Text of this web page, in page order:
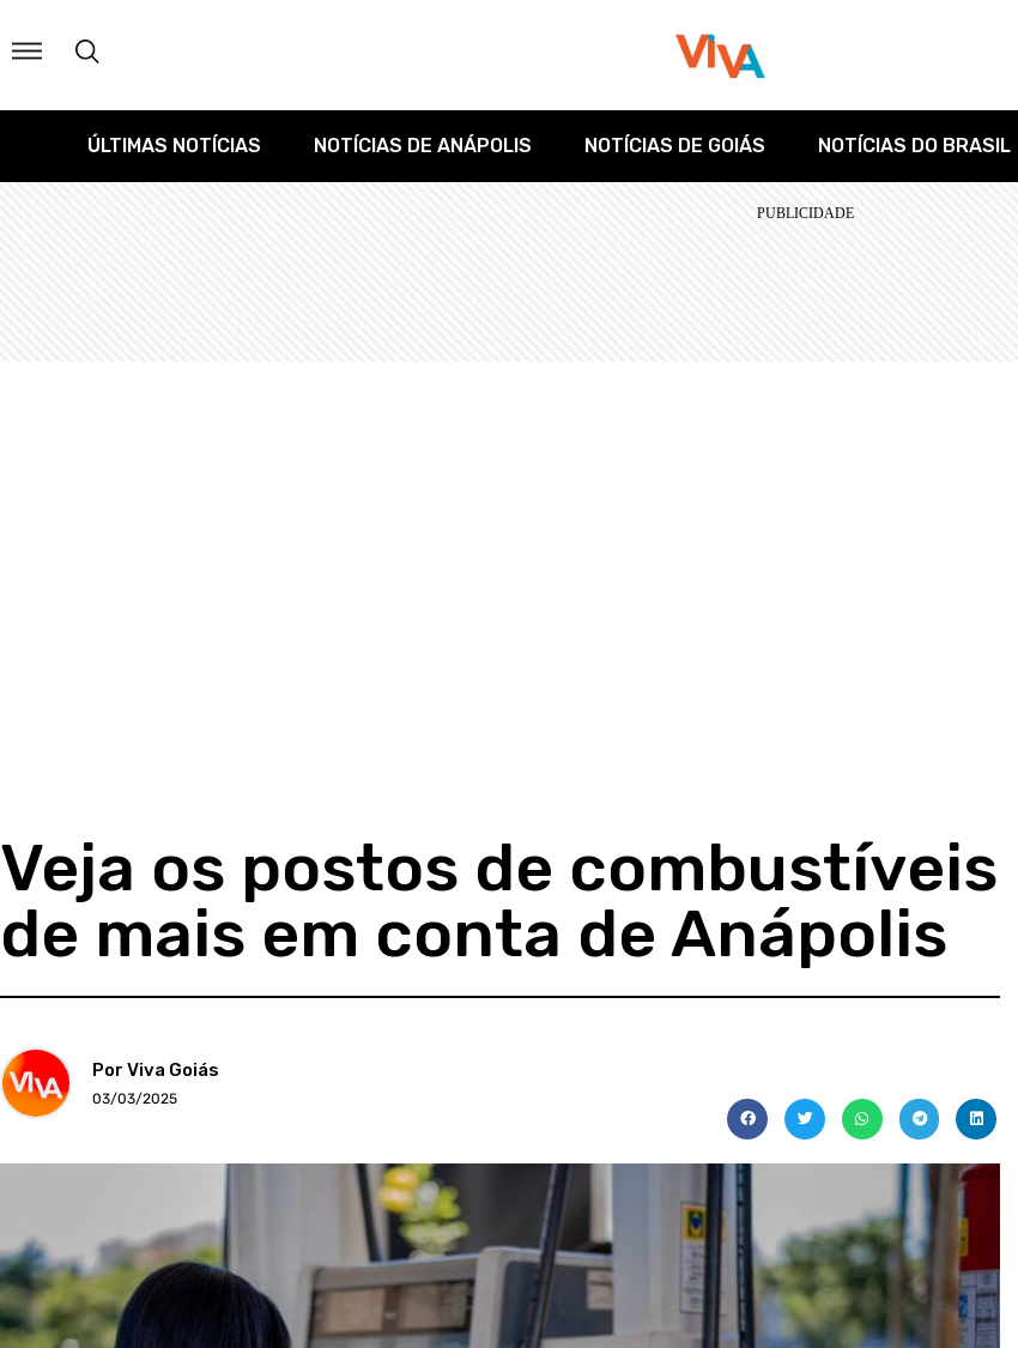
ÚLTIMAS NOTÍCIAS NOTÍCIAS DE ANÁPOLIS NOTÍCIAS DE GOIÁS NOTÍCIAS DO BRASIL
Veja os postos de combustíveis
de mais em conta de Anápolis
Por Viva Goiás
03/03/2025